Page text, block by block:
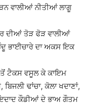
ਵਾਲੀਆਂ ਨੀਤੀਆਂ ਲਾਗੂ
ਦੀਆਂ ਤੋੜ ਫੋੜ ਵਾਲੀਆਂ
ਭਾਈਚਾਰੇ ਦਾ ਅਕਸ ਇਕ
ਤੋਂ ਟੈਕਸ ਵਸੂਲ ਕੇ ਕਾਇਮ
ਢਾਂਚਾ, ਕੋਲਾ ਖਦਾਣਾਂ,
ਕੌਡੀਆਂ ਦੇ ਭਾਅ ਗੌਤਮ